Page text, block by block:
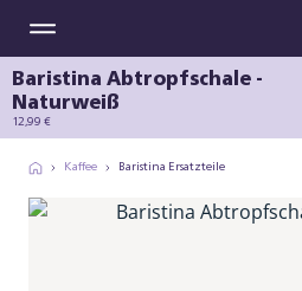
Baristina Abtropfschale -
Naturweiß
12,99 €
Kaffee Baristina Ersatzteile